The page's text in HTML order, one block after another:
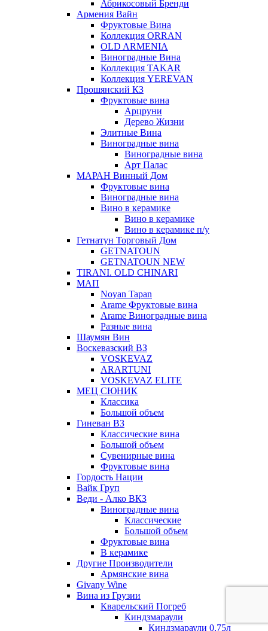
Абрикосовый Бренди
Армения Вайн
Фруктовые Вина
Коллекция ORRAN
OLD ARMENIA
Виноградные Вина
Коллекция TAKAR
Коллекция YEREVAN
Прошянский КЗ
Фруктовые вина
Арцруни
Дерево Жизни
Элитные Вина
Виноградные вина
Виноградные вина
Арт Палас
МАРАН Винный Дом
Фруктовые вина
Виноградные вина
Вино в керамике
Вино в керамике
Вино в керамике п/у
Гетнатун Торговый Дом
GETNATOUN
GETNATOUN NEW
TIRANI. OLD CHINARI
МАП
Noyan Tapan
Arame Фруктовые вина
Arame Виноградные вина
Разные вина
Шаумян Вин
Воскевазский ВЗ
VOSKEVAZ
ARARTUNI
VOSKEVAZ ELITE
МЕЦ СЮНИК
Классика
Большой объем
Гиневан ВЗ
Классические вина
Большой объем
Сувенирные вина
Фруктовые вина
Гордость Нации
Вайк Груп
Веди - Алко ВКЗ
Виноградные вина
Классические
Большой объем
Фруктовые вина
В керамике
Другие Производители
Армянские вина
Givany Wine
Вина из Грузии
Кварельский Погреб
Киндзмараули
Киндзмараули 0,75л